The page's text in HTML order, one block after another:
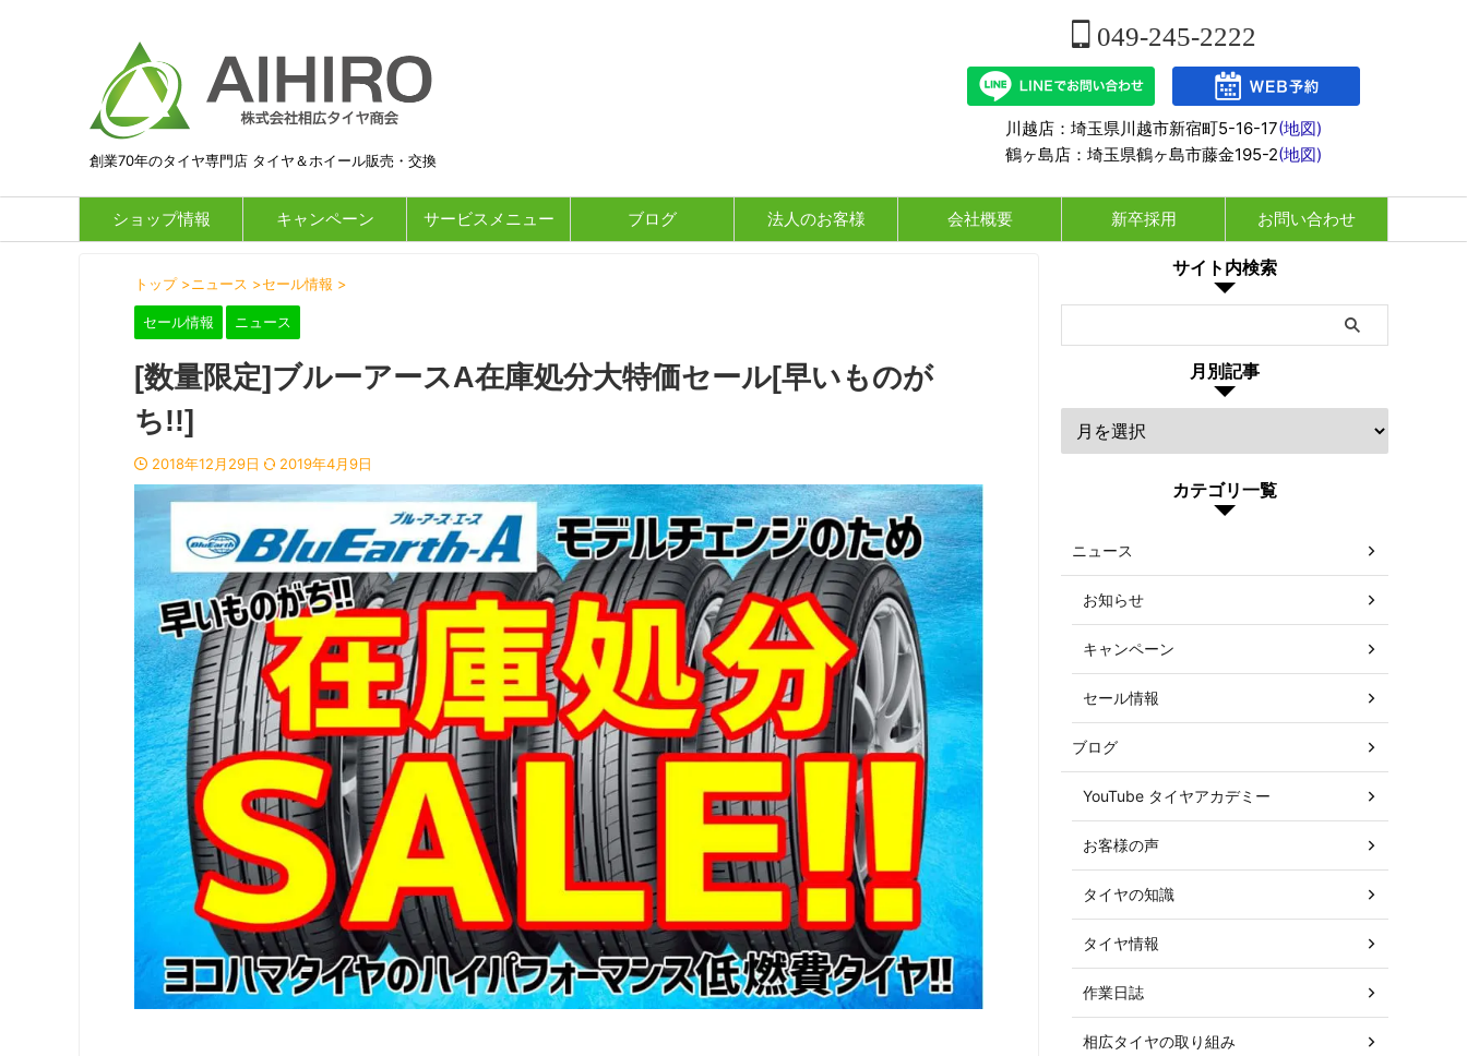
創業70年のタイヤ専門店 タイヤ＆ホイール販売・交換
049-245-2222
川越店：埼玉県川越市新宿町5-16-17(地図)
鶴ヶ島店：埼玉県鶴ヶ島市藤金195-2(地図)
ショップ情報 キャンペーン サービスメニュー ブログ 法人のお客様 会社概要 新卒採用 お問い合わせ
トップ >ニュース >セール情報 >
セール情報 ニュース
[数量限定]ブルーアースA在庫処分大特価セール[早いものが
ち!!]
2018年12月29日 2019年4月9日
サイト内検索
月別記事
カテゴリ一覧
ニュース
お知らせ
キャンペーン
セール情報
ブログ
YouTube タイヤアカデミー
お客様の声
タイヤの知識
タイヤ情報
作業日誌
相広タイヤの取り組み